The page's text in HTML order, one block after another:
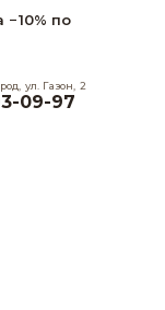
по
ул. Газон, 2
09-97